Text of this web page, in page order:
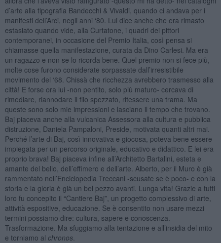
d’arte alla tipografia Bandecchi & Vivaldi, quando ci andava per i
manifesti dell’Arci, negli anni ‘80. Lui dice anche che era rimasto
estasiato quando vide, alla Curtatone, i quadri dei pittori
contemporanei, in occasione del Premio Italia, così pensa si
chiamasse quella manifestazione, curata da Dino Carlesi. Ma era
un ragazzo e non se lo ricorda bene. Quel premio non si fece più,
molte cose furono considerate sorpassate dall’irresistibile
movimento del ‘68. Chissà che ricchezza avrebbero trasmesso alla
città! E forse ora lui -non pentito, solo più maturo- cercava di
rimediare, riannodare il filo spezzato, ritessere una trama. Ma
queste sono solo mie impressioni e lasciano il tempo che trovano.
Baj piaceva anche alla vulcanica Assessora alla cultura e pubblica
distruzione, Daniela Pampaloni, Preside, motivata quanti altri mai.
Perché l’arte di Baj, così innovativa e giocosa, poteva bene essere
impiegata per un percorso originale, educativo e didattico. E lei era
proprio brava! Baj piaceva infine all’Architetto Bartalini, esteta e
amante del bello, dell’effimero e dell’arte. Alberto, per il Muro è già
rammentato nell’Enciclopedia Treccani -scusate se è poco- e con la
storia e la gloria è già un bel pezzo avanti. Lunga vita! Grazie a tutti
loro fu concepito il “Cantiere Baj”, un progetto complessivo di arte,
attività espositive, educazione. Se è consentito non usare mezzi
termini possiamo dire: cultura, sapere e conoscenza.
Trasformazione. Ma sfuggiamo alla tentazione e all’insidia del mito
e torniamo al chronos.